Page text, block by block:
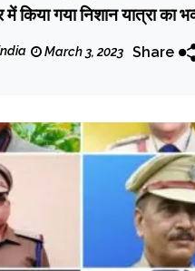
में किया गया निशान यात्रा का
की वर्षा
March 3, 2023 Share